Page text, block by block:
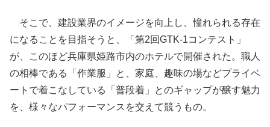
そこで、建設業界のイメージを向上し、憧れられる存在
になることを目指そうと、「第2回GTK-1コンテスト」
が、このほど兵庫県姫路市内のホテルで開催された。職人
の相棒である「作業服」と、家庭、趣味の場などプライベ
ートで着こなしている「普段着」とのギャップが醸す魅力
を、様々なパフォーマンスを交えて競うもの。